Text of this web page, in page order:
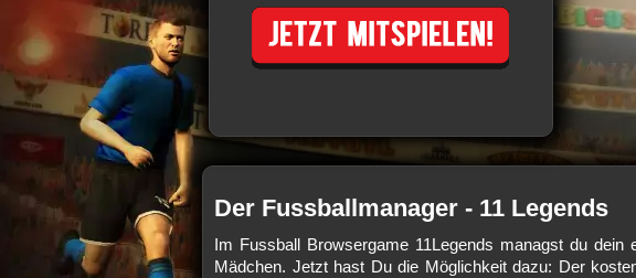
Alltag stellt Dich vor
versorgt werden, wenn
Der Fussballmanager - 11 Legends
Im Fussball Browsergame 11Legends managst du
Mädchen. Jetzt hast Du die Möglichkeit dazu: Der